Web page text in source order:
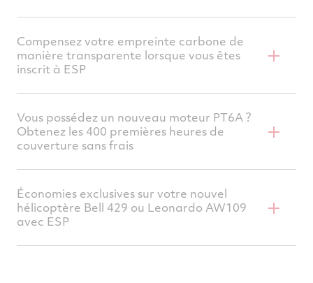
Compensez votre empreinte carbone de
manière transparente lorsque vous êtes
inscrit à ESP
service
carbone
vouspermetdecompenserl’empreinte
carbone devotreavion
pourtouslesaéronefspropulsésparP&WC
inscrits
à programme de
maintenance
ESP
ouFMP MC.
Vous possédez un nouveau moteur PT6A ?
Obtenez les 400 premières heures de
couverture sans frais
Vous offrir la meilleure valeur à long terme
et la tranquillité d'esprit est notre priorité
absolue. C'est pourquoi, lorsque vous
inscrivez un nouveau moteur PT6A¹ à notre
Économies exclusives sur votre nouvel
hélicoptère Bell 429 ou Leonardo AW109
avec ESP